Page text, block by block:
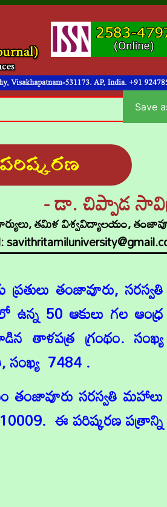
Save
- డా. చిప్పాడ
తమిళ విశ్వవిద్యాలయం,
తంజావూరు, సరస్వతి
50 ఆకులు గల ఆంధ్ర
తాళపత్ర గ్రంథం. సంఖ్య
సంఖ్య 7484 .
తంజావూరు సరస్వతి మహాలు
ఈ పరిష్కరణ పత్రాన్ని